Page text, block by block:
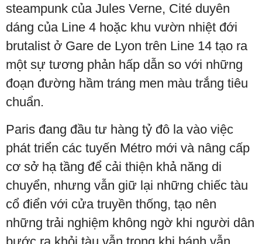
steampunk của Jules Verne, Cité duyên
dáng của Line 4 hoặc khu vườn nhiệt đới
brutalist ở Gare de Lyon trên Line 14 tạo ra
một sự tương phản hấp dẫn so với những
đoạn đường hầm tráng men màu trắng tiêu
chuẩn.
Paris đang đầu tư hàng tỷ đô la vào việc
phát triển các tuyến Métro mới và nâng cấp
cơ sở hạ tầng để cải thiện khả năng di
chuyển, nhưng vẫn giữ lại những chiếc tàu
cổ điển với cửa truyền thống, tạo nên
những trải nghiệm không ngờ khi người dân
bước ra khỏi tàu vẫn trong khi bánh vẫn